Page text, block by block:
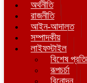
অর্থনীতি
রাজনীতি
আইন-আদালত
সম্পাদকীয়
লাইফস্টাইল
বিশেষ
রূপচর্চা
বিনোদন